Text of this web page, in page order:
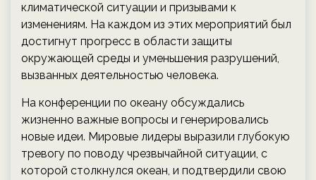
климатической ситуации и призывами к
изменениям. На каждом из этих мероприятий был
достигнут прогресс в области защиты
окружающей среды и уменьшения разрушений,
вызванных деятельностью человека.
На конференции по океану обсуждались
жизненно важные вопросы и генерировались
новые идеи. Мировые лидеры выразили глубокую
тревогу по поводу чрезвычайной ситуации, с
которой столкнулся океан, и подтвердили свою